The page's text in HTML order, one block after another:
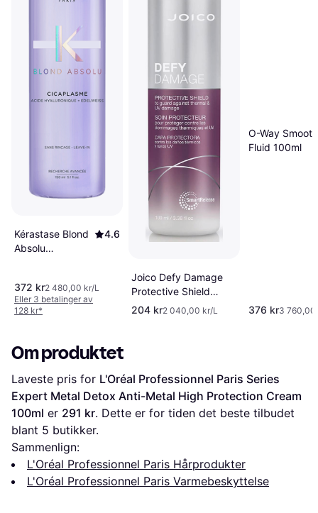
Kérastase Blond
Absolu
4.6
372 kr2 480,00 kr/L
Eller 3 betalinger av
128 kr*
Joico Defy Damage
Protective Shield
100ml
204 kr2 040,00 kr/L
O-Way
Fluid 100ml
376 kr3 760,00
Om produktet
Laveste pris for L'Oréal Professionnel Paris Series
Expert Metal Detox Anti-Metal High Protection Cream
100ml er 291 kr. Dette er for tiden det beste tilbudet
blant 5 butikker.
Sammenlign:
L'Oréal Professionnel Paris Hårprodukter
L'Oréal Professionnel Paris Varmebeskyttelse